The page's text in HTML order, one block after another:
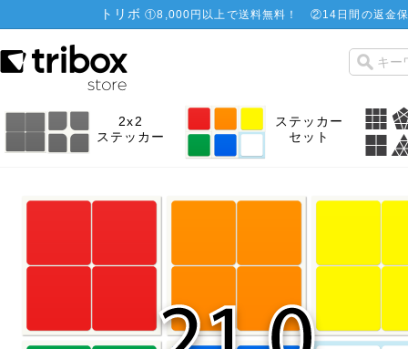
トリボ ①8,000円以上で送料無料！ ②14日間の返金
2x2
ステッカー
ステッカー
セット